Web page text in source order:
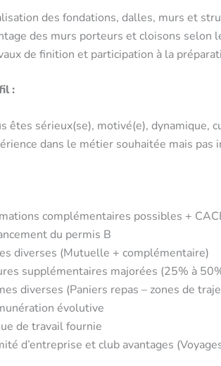
des fondations, dalles, murs et
des murs porteurs et cloisons selon
de finition et participation à la
:
êtes sérieux(se), motivé(e), dynamique,
dans le métier souhaitée mais pas
complémentaires possibles +
du permis B
diverses (Mutuelle + complémentaire)
supplémentaires majorées (25% à
diverses (Paniers repas – zones de
évolutive
de travail fournie
d’entreprise et club avantages